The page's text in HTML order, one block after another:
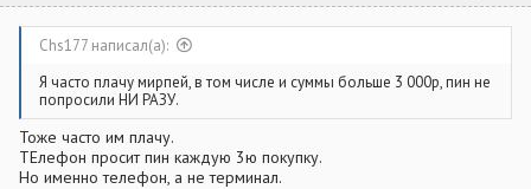
Chs177 написал(а):
Я часто плачу мирпей, в том числе и суммы больше 3 000р, пин не
попросили НИ РАЗУ.
Тоже часто им плачу.
ТЕлефон просит пин каждую 3ю покупку.
Но именно телефон, а не терминал.